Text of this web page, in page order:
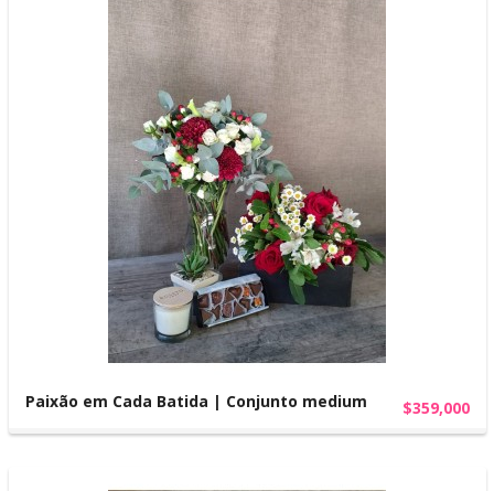
Paixão em Cada Batida | Conjunto medium $359,000